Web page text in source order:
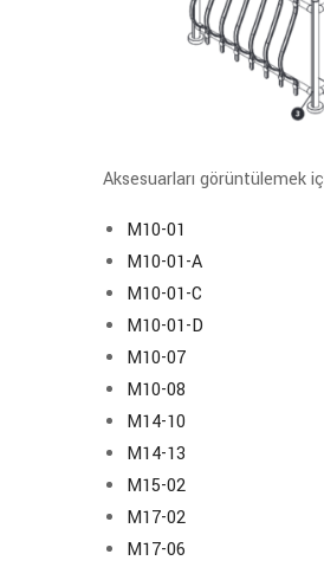
Aksesuarları görüntülemek
M10-01
M10-01-A
M10-01-C
M10-01-D
M10-07
M10-08
M14-10
M14-13
M15-02
M17-02
M17-06